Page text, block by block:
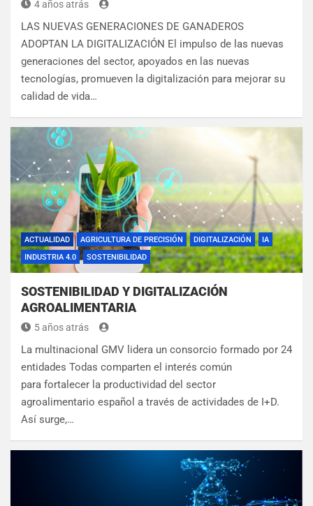
4 años atrás
LAS NUEVAS GENERACIONES DE GANADEROS
ADOPTAN LA DIGITALIZACIÓN El impulso de las nuevas
generaciones del sector, apoyados en las nuevas
tecnologías, promueven la digitalización para mejorar su
calidad de vida…
ACTUALIDAD AGRICULTURA DE PRECISIÓN DIGITALIZACIÓN
IA
INDUSTRIA 4.0
SOSTENIBILIDAD
SOSTENIBILIDAD Y DIGITALIZACIÓN
AGROALIMENTARIA
5 años atrás
La multinacional GMV lidera un consorcio formado por 24
entidades Todas comparten el interés común
para fortalecer la productividad del sector
agroalimentario español a través de actividades de I+D.
Así surge,…